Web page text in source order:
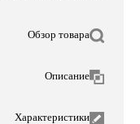
Обзор товара
Описание
Характеристики